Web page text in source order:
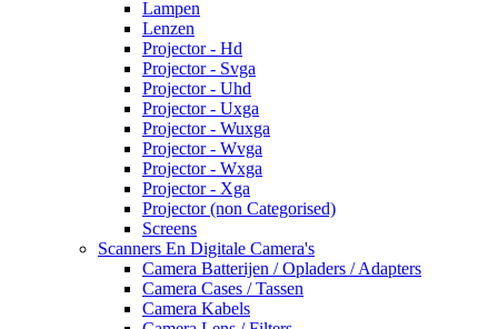
Lampen
Lenzen
Projector - Hd
Projector - Svga
Projector - Uhd
Projector - Uxga
Projector - Wuxga
Projector - Wvga
Projector - Wxga
Projector - Xga
Projector (non Categorised)
Screens
Scanners En Digitale Camera's
Camera Batterijen / Opladers / Adapters
Camera Cases / Tassen
Camera Kabels